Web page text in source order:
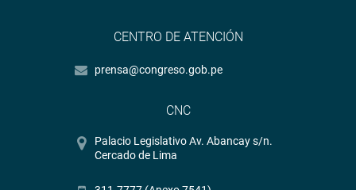
CENTRO DE ATENCIÓN
prensa@congreso.gob.pe
CNC
Palacio Legislativo Av. Abancay s/n.
Cercado de Lima